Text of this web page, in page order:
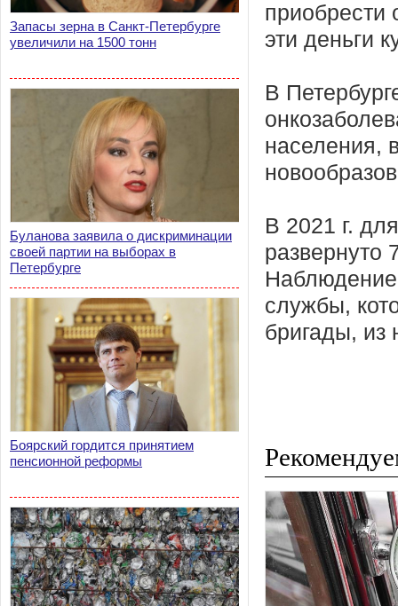
Запасы зерна в Санкт-Петербурге
увеличили на 1500 тонн
Буланова заявила о дискриминации
своей партии на выборах в
Петербурге
Боярский гордится принятием
пенсионной реформы
приобрести
эти деньги
В
населения,
В 2021 г.
развернуто
службы,
бригады, из